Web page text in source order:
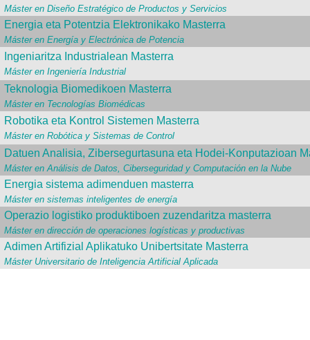
Máster en Diseño Estratégico de Productos y Servicios
Energia eta Potentzia Elektronikako Masterra
Máster en Energía y Electrónica de Potencia
Ingeniaritza Industrialean Masterra
Máster en Ingeniería Industrial
Teknologia Biomedikoen Masterra
Máster en Tecnologías Biomédicas
Robotika eta Kontrol Sistemen Masterra
Máster en Robótica y Sistemas de Control
Datuen Analisia, Zibersegurtasuna eta Hodei-Konputazioan
Máster en Análisis de Datos, Ciberseguridad y Computación en la Nube
Energia sistema adimenduen masterra
Máster en sistemas inteligentes de energía
Operazio logistiko produktiboen zuzendaritza masterra
Máster en dirección de operaciones logísticas y productivas
Adimen Artifizial Aplikatuko Unibertsitate Masterra
Máster Universitario de Inteligencia Artificial Aplicada